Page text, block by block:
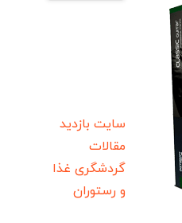
سایت بازدید
مقالات
گردشگری غذا
و رستوران